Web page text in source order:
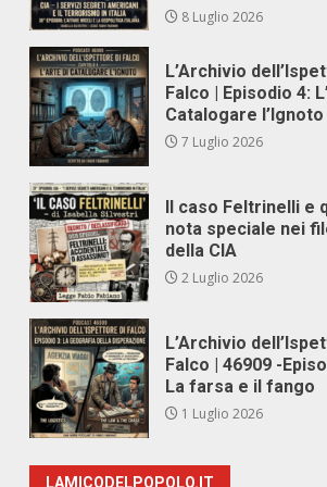
8 Luglio 2026
L’Archivio
Falco | Episodio 4:
Catalogare l’Ignoto
7 Luglio 2026
Il caso Feltrinelli e
nota speciale nei
della CIA
2 Luglio 2026
L’Archivio
Falco | 46909 -
La farsa e il fango
1 Luglio 2026
LAMICODELPOPOLO.IT